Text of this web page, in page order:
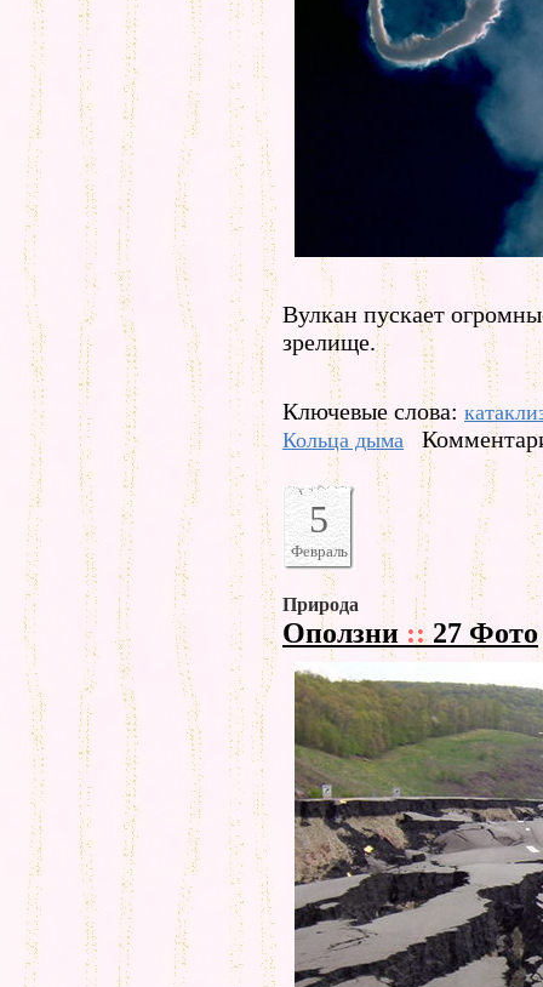
Вулкан пускает
зрелище.
Ключевые слова:
Кольца дыма
5
Февраль
Природа
Оползни ::27 Фото